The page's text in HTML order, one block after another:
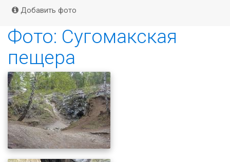
Добавить фото
Фото: Сугомакская
пещера